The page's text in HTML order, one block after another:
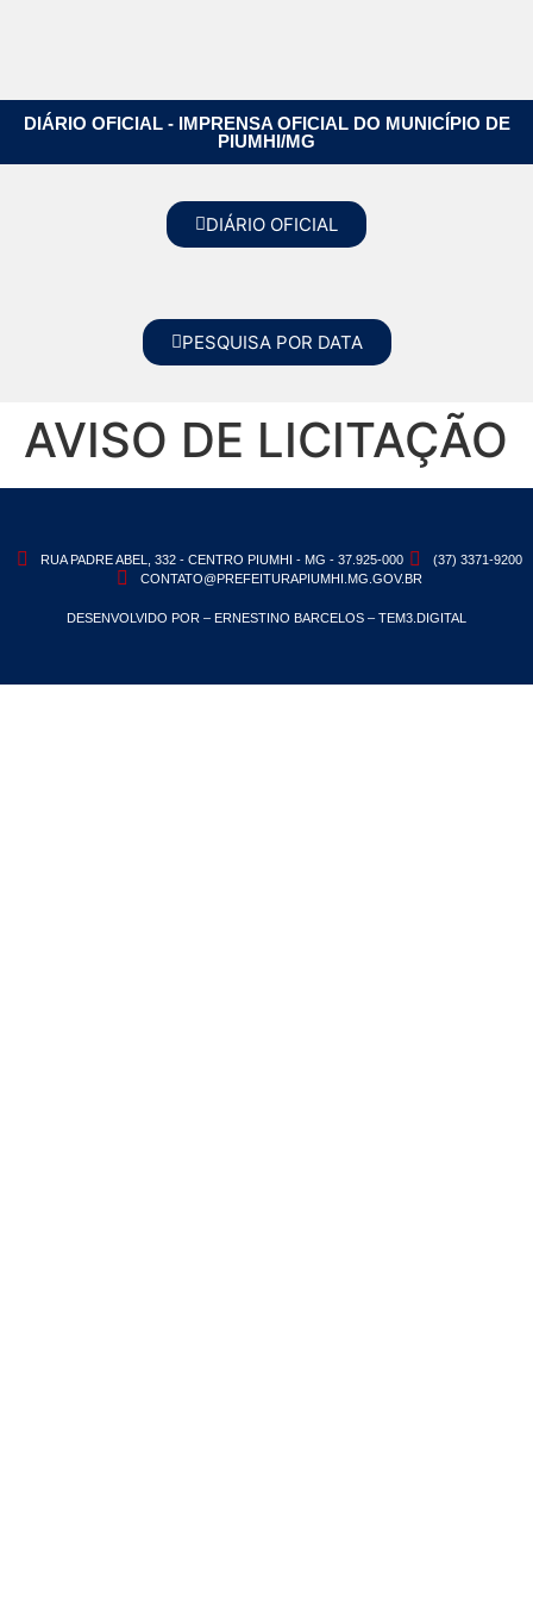
DIÁRIO OFICIAL - IMPRENSA OFICIAL DO MUNICÍPIO DE
PIUMHI/MG
DIÁRIO OFICIAL
PESQUISA POR DATA
AVISO DE LICITAÇÃO
RUA PADRE ABEL, 332 - CENTRO PIUMHI - MG - 37.925-000
(37) 3371-9200
CONTATO@PREFEITURAPIUMHI.MG.GOV.BR
DESENVOLVIDO POR – ERNESTINO BARCELOS – TEM3.DIGITAL